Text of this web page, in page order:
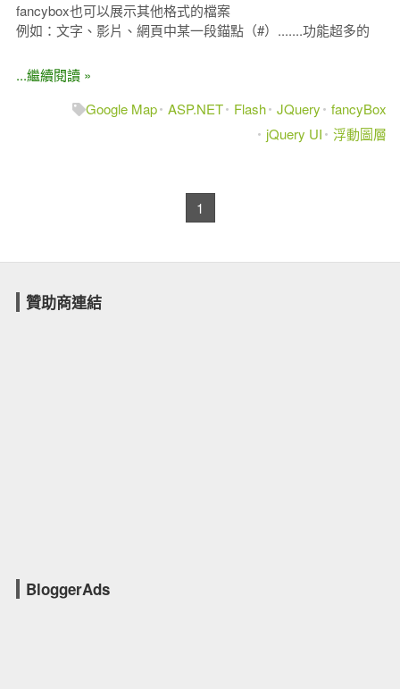
fancybox也可以展示其他格式的檔案
例如：文字、影片、網頁中某一段錨點（#）.......功能超多的
...繼續閱讀 »
Google Map ASP.NET Flash JQuery
fancyBox
jQuery UI
浮動圖層
1
贊助商連結
BloggerAds